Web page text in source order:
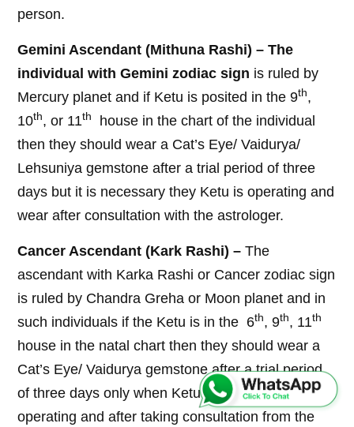
person.
Gemini Ascendant (Mithuna Rashi) – The
individual with Gemini zodiac sign is ruled by
Mercury planet and if Ketu is posited in the 9th,
10th, or 11th
house in the chart of the individual
then they should wear a Cat’s Eye/ Vaidurya/
Lehsuniya gemstone after a trial period of three
days but it is necessary they Ketu is operating and
wear after consultation with the astrologer.
Cancer Ascendant (Kark Rashi) –The
ascendant with Karka Rashi or Cancer zodiac sign
is ruled by Chandra Greha or Moon planet and in
such individuals if the Ketu is in the 6th, 9th, 11th
house in the natal chart then they should wear a
Cat’s Eye/ Vaidurya gemstone after a trial period
of three days only when Ketu periods are
operating and after taking consultation from the